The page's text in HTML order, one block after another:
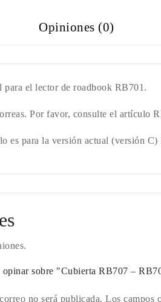
Opiniones (0)
para el lector de roadbook RB701.
Por favor, consulte el artículo
es para la versión actual (versión
opinar sobre "Cubierta RB707 –
no será publicada. Los campos